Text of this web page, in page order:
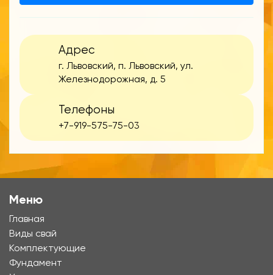
Адрес
г. Львовский, п. Львовский, ул.
Железнодорожная, д. 5
Телефоны
+7-919-575-75-03
Меню
Главная
Виды свай
Комплектующие
Фундамент